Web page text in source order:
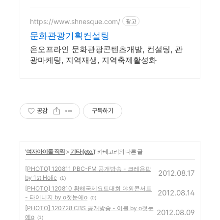
https://www.shnesque.com/ 광고
문화관광기획컨설팅
온오프라인 문화관광콘텐츠개발, 컨설팅, 관
광마케팅, 지역재생, 지역축제활성화
공감 구독하기
'여자아이돌 직찍 > 기타 (etc.)' 카테고리의 다른 글
[PHOTO] 120811 PBC-FM 공개방송 - 크레용팝
by 1st Holic
(1)
2012.08.17
[PHOTO] 120810 황해국제요트대회 야외콘서트
- 타이니지 by o첫눈에o (0)
2012.08.14
[PHOTO] 120728 CBS 공개방송 - 이블 by o첫눈
에o (1)
2012.08.09